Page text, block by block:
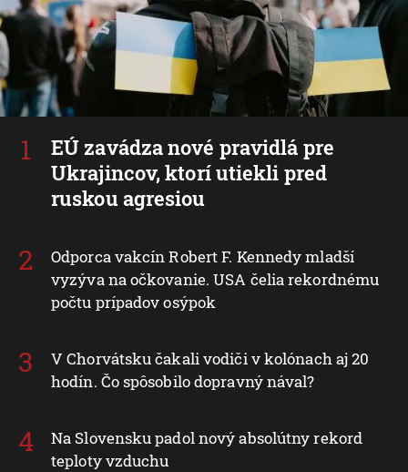
EÚ zavádza nové pravidlá pre
Ukrajincov, ktorí utiekli pred
ruskou agresiou
Odporca vakcín Robert F. Kennedy mladší
vyzýva na očkovanie. USA čelia rekordnému
počtu prípadov osýpok
V Chorvátsku čakali vodiči v kolónach aj 20
hodín. Čo spôsobilo dopravný nával?
Na Slovensku padol nový absolútny rekord
teploty vzduchu